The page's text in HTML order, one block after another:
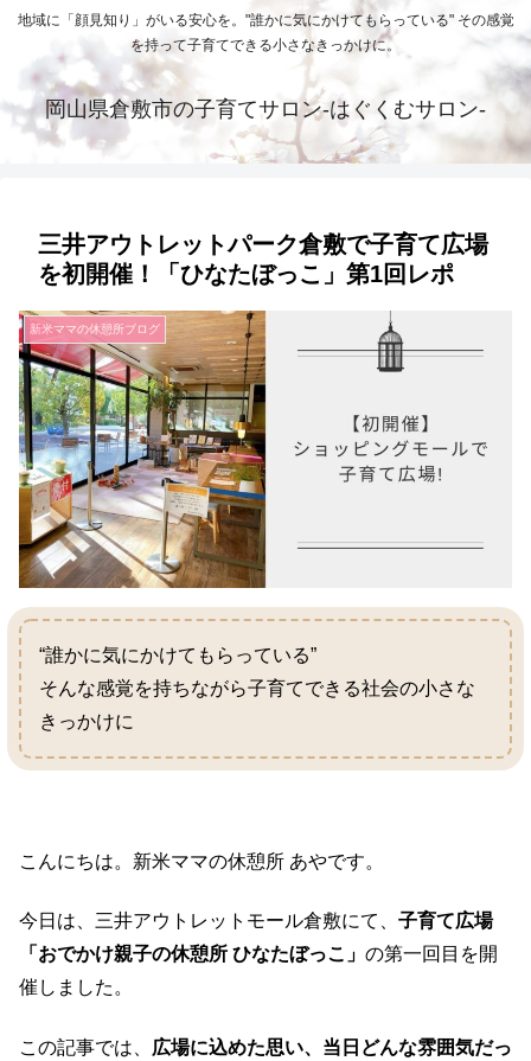
地域に「顔見知り」がいる安心を。"誰かに気にかけてもらっている" その感覚
を持って子育てできる小さなきっかけに。
岡山県倉敷市の子育てサロン-はぐくむサロン-
三井アウトレットパーク倉敷で子育て広場
を初開催！「ひなたぼっこ」第1回レポ
新米ママの休憩所ブログ
“誰かに気にかけてもらっている”
そんな感覚を持ちながら子育てできる社会の小さな
きっかけに
こんにちは。新米ママの休憩所 あやです。
今日は、三井アウトレットモール倉敷にて、 子育て広場
「おでかけ親子の休憩所 ひなたぼっこ」 の第一回目を開
催しました。
この記事では、 広場に込めた思い、 当日どんな雰囲気だっ